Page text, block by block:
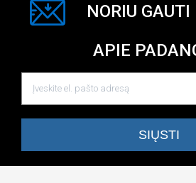
NORIU
APIE